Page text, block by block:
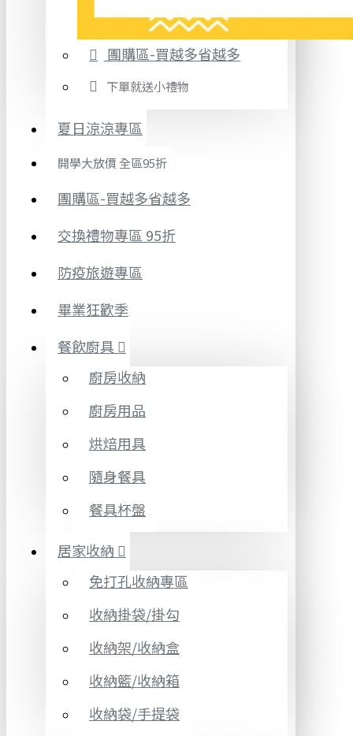
團購區-買越多省越多
下單就送小禮物
夏日涼涼專區
開學大放價 全區95折
團購區-買越多省越多
交換禮物專區 95折
防疫旅遊專區
畢業狂歡季
餐飲廚具
廚房收納
廚房用品
烘焙用具
隨身餐具
餐具杯盤
居家收納
免打孔收納專區
收納掛袋/掛勾
收納架/收納盒
收納籃/收納箱
收納袋/手提袋